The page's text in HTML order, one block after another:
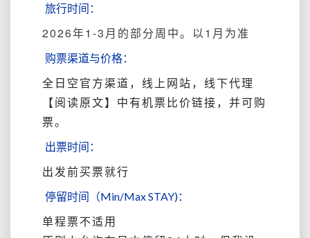
旅行时间：
2026年1-3月的部分周中。以1月为准
购票渠道与价格：
全日空官方渠道，线上网站，线下代理
【阅读原文】中有机票比价链接，并可购
票。
出票时间：
出发前买票就行
停留时间（Min/Max STAY)：
单程票不适用